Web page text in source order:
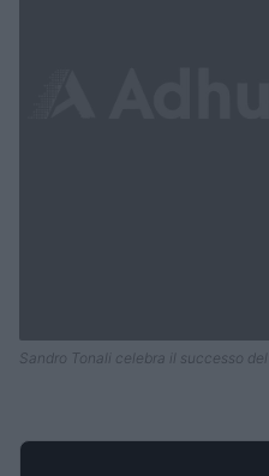
Sandro Tonali celebra il successo